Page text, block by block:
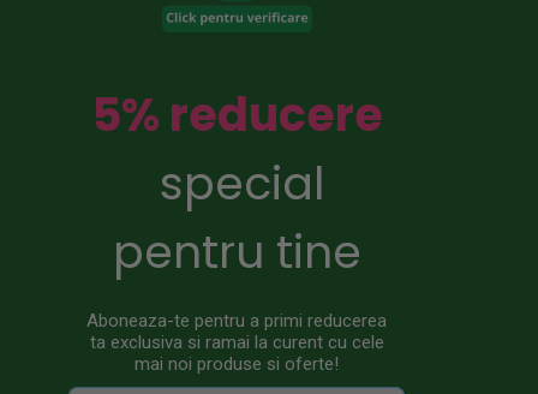
5% reducere
special
pentru tine
Aboneaza-te pentru a primi reducerea
ta exclusiva si ramai la curent cu cele
mai noi produse si oferte!